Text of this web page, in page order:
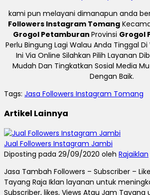
kami pun melayani dimanapun anda
Followers Instagram Tomang
Grogol Petamburan Provinsi Grogol
Perlu Bingung Lagi Walau Anda Tinggal
Ini Via Online Silahkan Pilih Layanan
Mudah Dan Tingkatkan Sosial Media
Dengan Baik.
Tags: Jasa Followers Instagram Tomang
Artikel Lainnya
Jual Followers Instagram Jambi
Diposting pada 29/09/2020 oleh Rajaiklan
Jasa Tambah Followers – Subscriber –
Tayang Raja Iklan layanan untuk
Subscriber, likes, Views Atau Jam Tayang